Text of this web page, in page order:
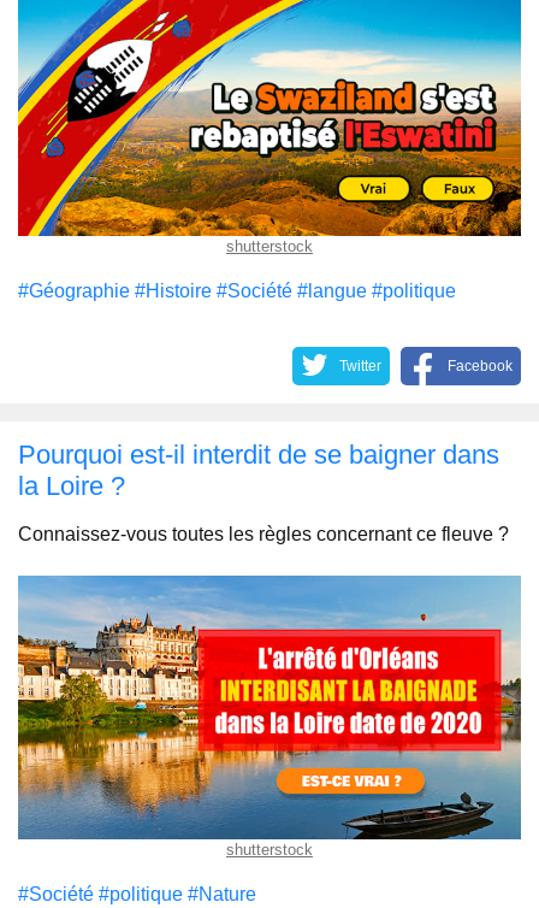
shutterstock
#Géographie #Histoire #Société #langue #politique
Twitter Facebook
Pourquoi est-il interdit de se baigner dans
la Loire ?
Connaissez-vous toutes les règles concernant ce fleuve ?
shutterstock
#Société #politique #Nature